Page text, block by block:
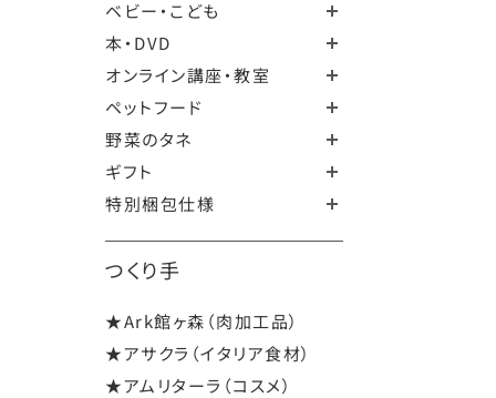
ベビー・こども
本・DVD
オンライン講座・教室
ペットフード
野菜のタネ
ギフト
特別梱包仕様
つくり手
★Ark館ヶ森（肉加工品）
★アサクラ（イタリア食材）
★アムリターラ（コスメ）